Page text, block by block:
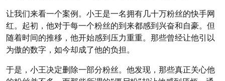
让我们来看一个案例。小王是一名拥有几十万粉丝的快手网
红。起初，他对于每一个粉丝的到来都感到兴奋和自豪。但
随着时间的推移，他开始感到压力重重。那些曾经让他引以
为傲的数字，如今却成了他的负担。
于是，小王决定删除一部分粉丝。他发现，那些真正关心他